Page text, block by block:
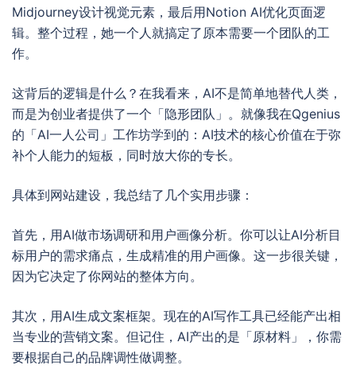
Midjourney设计视觉元素，最后用Notion AI优化页面逻
辑。整个过程，她一个人就搞定了原本需要一个团队的工
作。
这背后的逻辑是什么？在我看来，AI不是简单地替代人类，
而是为创业者提供了一个「隐形团队」。就像我在Qgenius
的「AI一人公司」工作坊学到的：AI技术的核心价值在于弥
补个人能力的短板，同时放大你的专长。
具体到网站建设，我总结了几个实用步骤：
首先，用AI做市场调研和用户画像分析。你可以让AI分析目
标用户的需求痛点，生成精准的用户画像。这一步很关键，
因为它决定了你网站的整体方向。
其次，用AI生成文案框架。现在的AI写作工具已经能产出相
当专业的营销文案。但记住，AI产出的是「原材料」，你需
要根据自己的品牌调性做调整。